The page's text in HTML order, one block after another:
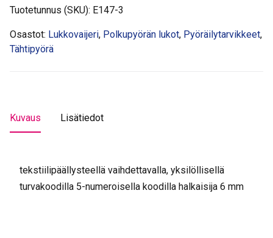
Tuotetunnus (SKU): E147-3
Osastot: Lukkovaijeri, Polkupyörän lukot, Pyöräilytarvikkeet,
Tähtipyörä
Kuvaus Lisätiedot
tekstiilipäällysteellä vaihdettavalla, yksilöllisellä
turvakoodilla 5-numeroisella koodilla halkaisija 6 mm